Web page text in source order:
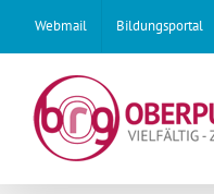
content
Webmail Bildungsportal